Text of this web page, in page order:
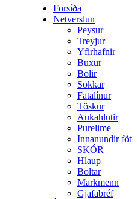
Forsíða
Netverslun
Peysur
Treyjur
Yfirhafnir
Buxur
Bolir
Sokkar
Fatalínur
Töskur
Aukahlutir
Purelime
Innanundir föt
SKÓR
Hlaup
Boltar
Markmenn
Gjafabréf